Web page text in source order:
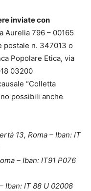
inviate con
Aurelia 796 – 00165
postale n. 347013 o
Popolare Etica, via
03200
“Colletta
possibili anche
13, Roma – Iban: IT
– Iban: IT91 P076
Iban: IT 88 U 02008